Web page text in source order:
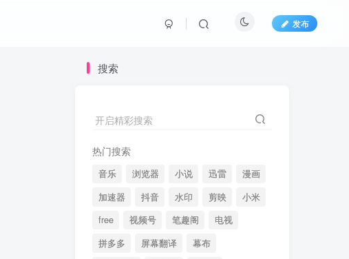
发布
搜索
开启精彩搜索
热门搜索
音乐 浏览器 小说 迅雷
漫画
加速器
抖音 水印 剪映
小米
free
视频号 笔趣阁
电视
拼多多
屏幕翻译
幕布